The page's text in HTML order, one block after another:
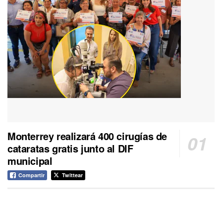
Monterrey realizará 400 cirugías de
cataratas gratis junto al DIF
municipal
Compartir Twittear